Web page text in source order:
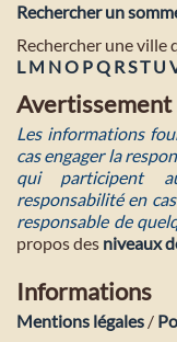
Rechercher un
Rechercher une ville
L M NO PQ RST U
Avertissement
Les informations
cas engager la
qui participent
responsabilité en
responsable de
propos des niveaux
Informations
Mentions légales /